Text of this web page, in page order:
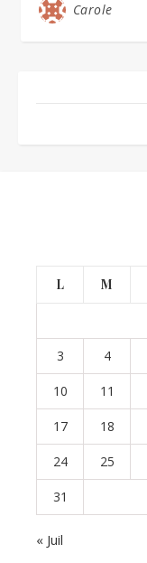
Carole
L M
3 4
10 11
17 18
24 25
31
« Juil